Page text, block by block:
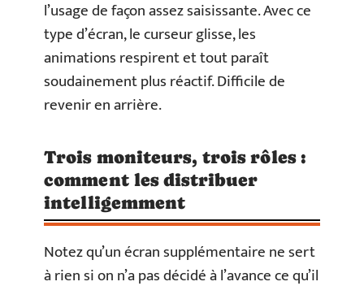
l’usage de façon assez saisissante. Avec ce
type d’écran, le curseur glisse, les
animations respirent et tout paraît
soudainement plus réactif. Difficile de
revenir en arrière.
Trois moniteurs, trois rôles :
comment les distribuer
intelligemment
Notez qu’un écran supplémentaire ne sert
à rien si on n’a pas décidé à l’avance ce qu’il